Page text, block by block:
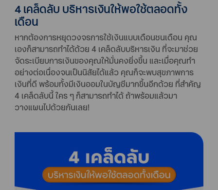
4 เคล็ดลับ บริหารเงินให้พอใช้ตลอดทั้ง
เดือน
หากต้องการหยุดวงจรการใช้เงินแบบเดือนชนเดือน คุณ
เองก็สามารถทำได้ด้วย 4 เคล็ดลับบริหารเงิน ที่จะมาช่วย
จัดระเบียบการเงินของคุณให้มั่นคงยิ่งขึ้น และเมื่อคุณทำ
อย่างต่อเนื่องจนเป็นนิสัยได้แล้ว คุณก็จะพบสุขภาพการ
เงินที่ดี พร้อมทั้งมีเงินออมในบัญชีมากขึ้นอีกด้วย ที่สำคัญ
4 เคล็ดลับนี้ ใคร ๆ ก็สามารถทำได้ ถ้าพร้อมแล้วมา
วางแผนไปด้วยกันเลย!